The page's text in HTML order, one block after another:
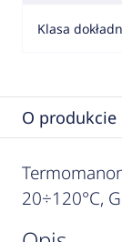
Klasa
O produkcie
20÷120°C,